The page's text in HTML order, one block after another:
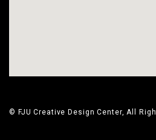
© FJU Creative Design Center, All